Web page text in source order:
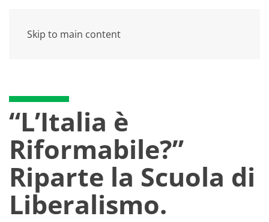
Skip to main content
“L’Italia è
Riformabile?”
Riparte la Scuola di
Liberalismo.